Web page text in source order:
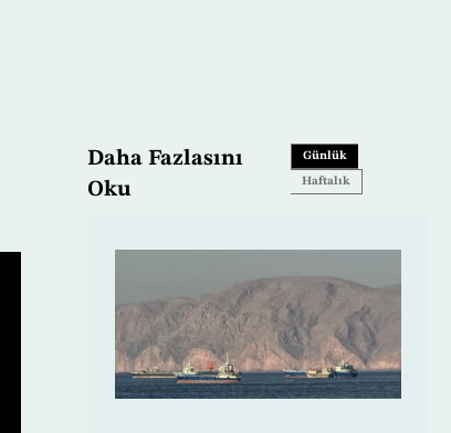
Daha Fazlasını
Oku
Günlük
Haftalık